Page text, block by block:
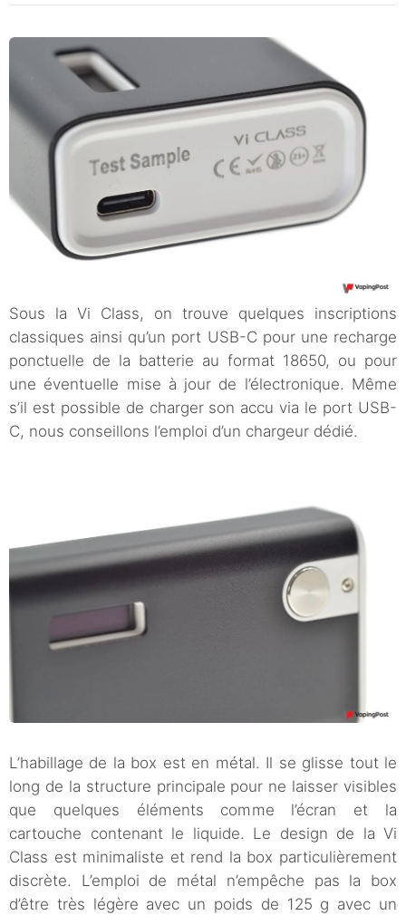
Sous la Vi Class, on trouve quelques inscriptions
classiques ainsi qu’un port USB-C pour une recharge
ponctuelle de la batterie au format 18650, ou pour
une éventuelle mise à jour de l’électronique. Même
s’il est possible de charger son accu via le port USB-
C, nous conseillons l’emploi d’un chargeur dédié.
L’habillage de la box est en métal. Il se glisse tout le
long de la structure principale pour ne laisser visibles
que quelques éléments comme l’écran et la
cartouche contenant le liquide. Le design de la Vi
Class est minimaliste et rend la box particulièrement
discrète. L’emploi de métal n’empêche pas la box
d’être très légère avec un poids de 125 g avec un